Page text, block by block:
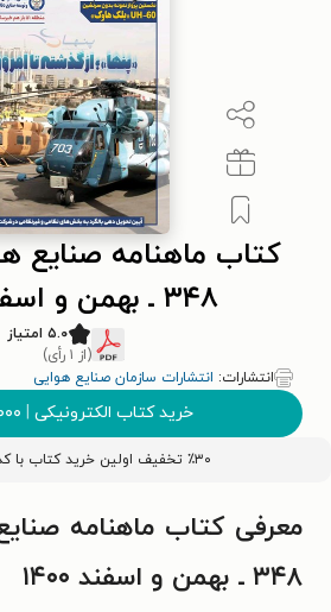
کتاب ماهنامه صنایع
۳۴۸ ـ بهمن و اسفند ۱۴۰۰
۵.۰ امتیاز
(از ۱ رأی)
انتشارات: انتشارات سازمان صنایع هوایی
خرید کتاب الکترونیکی |
٪۳۰ تخفیف اولین خرید کتاب با کد
معرفی کتاب ماهنامه
۳۴۸ ـ بهمن و اسفند ۱۴۰۰